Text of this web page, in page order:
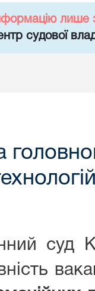
лише
судової
суд